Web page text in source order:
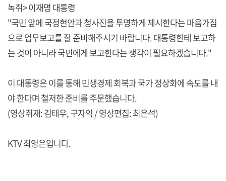
녹취> 이재명 대통령
"국민 앞에 국정현안과 청사진을 투명하게 제시한다는 마음가짐
으로 업무보고를 잘 준비해주시기 바랍니다. 대통령한테 보고하
는 것이 아니라 국민에게 보고한다는 생각이 필요하겠습니다."
이 대통령은 이를 통해 민생경제 회복과 국가 정상화에 속도를 내
야 한다며 철저한 준비를 주문했습니다.
(영상취재: 김태우, 구자익 / 영상편집: 최은석)
KTV 최영은입니다.